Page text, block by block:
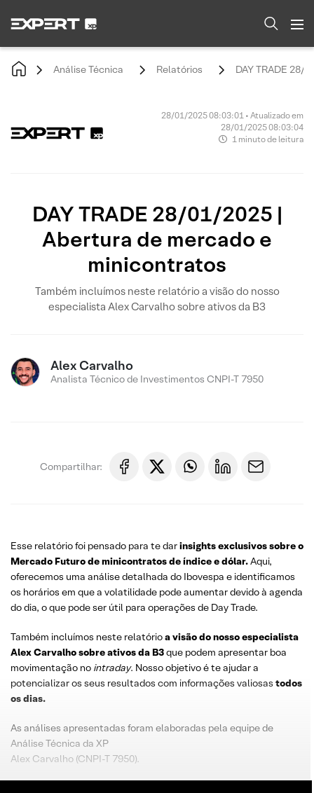
Análise Técnica Relatórios DAY TRADE 28/
28/01/2025 08:03:01 • Atualizado em
28/01/2025 08:03:04
1 minuto de leitura
DAY TRADE 28/01/2025 |
Abertura de mercado e
minicontratos
Também incluímos neste relatório a visão do nosso
especialista Alex Carvalho sobre ativos da B3
Alex Carvalho
Analista Técnico de Investimentos CNPI-T 7950
Compartilhar:
Esse relatório foi pensado para te darinsights exclusivos sobre o
Mercado Futuro de minicontratos de índice e dólar.Aqui,
oferecemos uma análise detalhada do Ibovespa e identificamos
os horários em que a volatilidade pode aumentar devido à agenda
do dia, o que pode ser útil para operações de Day Trade.
Também incluímos neste relatórioa visão do nosso especialista
Alex Carvalho sobre ativos da B3que podem apresentar boa
movimentação no intraday. Nosso objetivo é te ajudar a
potencializar os seus resultados com informações valiosas todos
os dias.
As análises apresentadas foram elaboradas pela equipe de
Análise Técnica da XP
Alex Carvalho (CNPI-T 7950).